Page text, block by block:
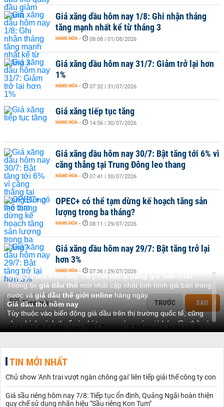
Giá xăng dầu hôm nay 1/8: Ghi nhận tháng
tăng mạnh nhất kể từ tháng 3
HÀNG HÓA - 08:08 | 01/08/2026
Giá xăng dầu hôm nay 31/7: Giảm trở lại hơn
1%
HÀNG HÓA - 07:32 | 31/07/2026
Giá xăng tiếp tục tăng
HÀNG HÓA - 14:56 | 30/07/2026
Giá xăng dầu hôm nay 30/7: Bật tăng tới 6% vì
căng thẳng tại Trung Đông leo thang
HÀNG HÓA - 07:41 | 30/07/2026
OPEC+ có thể tạm dừng kế hoạch tăng sản
lượng trong ba tháng?
HÀNG HÓA - 08:11 | 29/07/2026
Giá xăng dầu hôm nay 29/7: Bật tăng trở lại
hơn 3%
HÀNG HÓA - 07:36 | 29/07/2026
Theo ngày TRƯỚC SAU
Giá dầu thô hôm nay 7/8 | Tin tức & bảng giá mới nhất
Thông tin giá dầu thô mới nhất cập nhật tình hình giá bán trong
nước vàgiá dầu thế giới online hàng ngày.
Giá dầu thô hôm nay
Tùy thuộc vào biến động giá dầu trên thị trường quốc tế, cũng
như chính sách thuế và phí trong nước, mức giá bán dầu thô có
thể có sự chênh lệch. Hiện tại, giá bán dầu thô tại Việt Nam
doanh nghiệp và người tiêu dùng.
Giá dầu thô thế giới hôm nay
Giádầu Brent - một trong những chuẩn giá quan trọng của thị
trường dầu mỏ và giá dầu WTI (West Texas Intermediate) - một
loại dầu thô khác được sử dụng làm chuẩn tại Mỹ, đều được điều
TIN MỚI NHẤT
Chủ show 'Anh trai vượt ngàn chông gai' liên tiếp giải thế công ty con
Giá sầu riêng hôm nay 7/8: Tiếp tục ổn định, Quảng Ngãi hoàn thiện
quy chế sử dụng nhãn hiệu "Sầu riêng Kon Tum"